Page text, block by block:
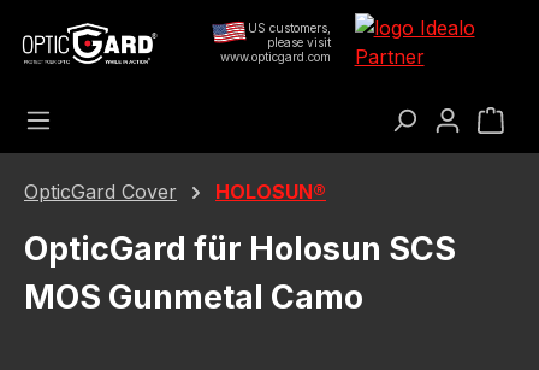
Preskoči na glavni sadržaj US customers,
please visit
www.opticgard.com
OpticGard Cover HOLOSUN®
OpticGard für Holosun SCS
MOS Gunmetal Camo